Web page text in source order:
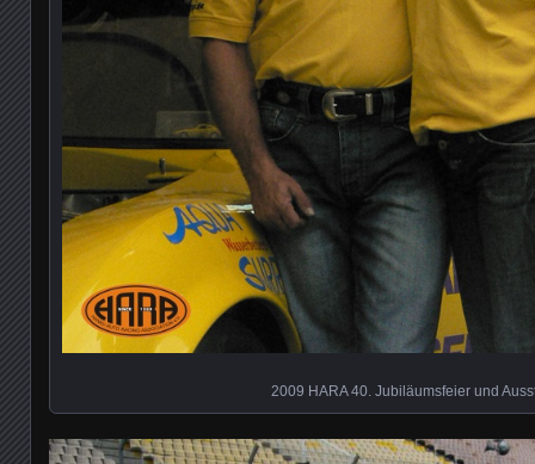
2009 HARA 40. Jubiläumsfeier und